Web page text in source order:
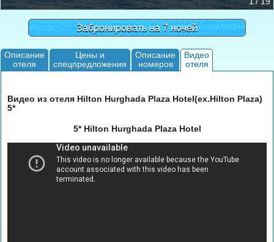
Забронировать на 7 ночей
Описание
отеля
Цены и
спецпредложения
Описание
номеров
Видео
отеля
Видео из отеля Hilton Hurghada Plaza Hotel(ex.Hilton Plaza)
5*
5* Hilton Hurghada Plaza Hotel